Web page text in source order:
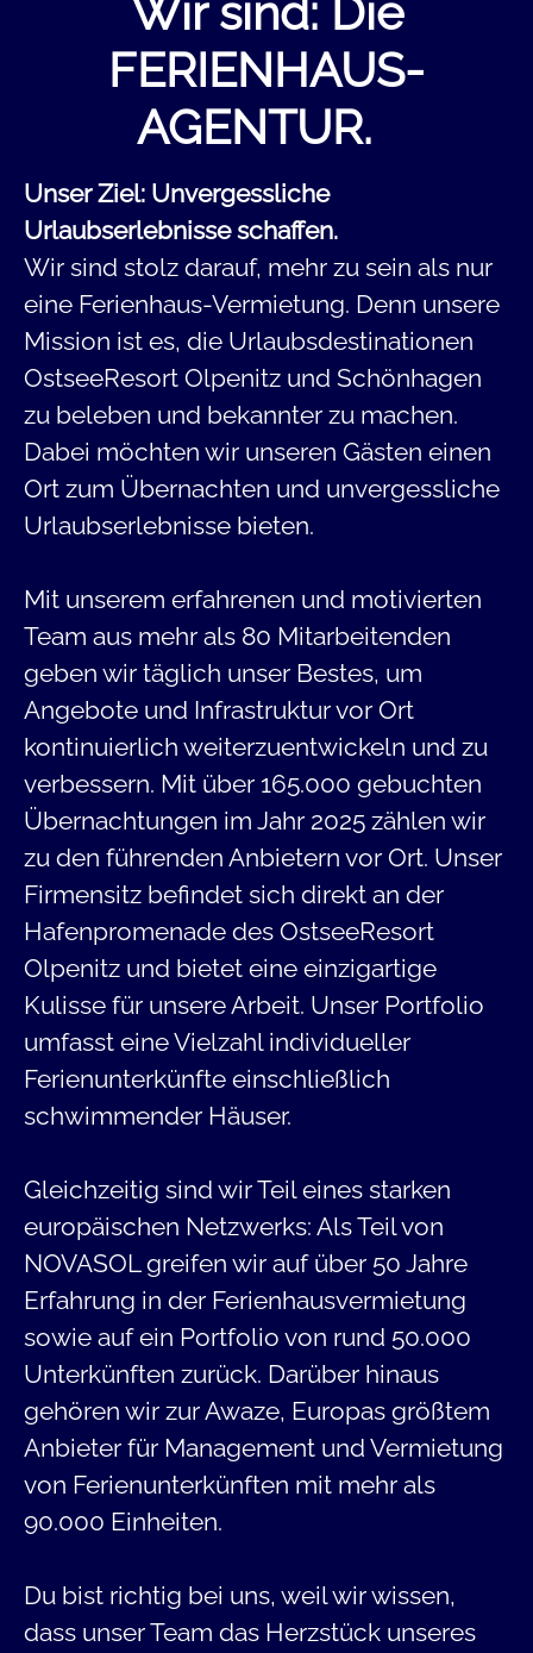
Wir sind: Die
FERIENHAUS-
AGENTUR.
Unser Ziel: Unvergessliche
Urlaubserlebnisse schaffen.
Wir sind stolz darauf, mehr zu sein als nur
eine Ferienhaus-Vermietung. Denn unsere
Mission ist es, die Urlaubsdestinationen
OstseeResort Olpenitz und Schönhagen
zu beleben und bekannter zu machen.
Dabei möchten wir unseren Gästen einen
Ort zum Übernachten und unvergessliche
Urlaubserlebnisse bieten.
Mit unserem erfahrenen und motivierten
Team aus mehr als 80 Mitarbeitenden
geben wir täglich unser Bestes, um
Angebote und Infrastruktur vor Ort
kontinuierlich weiterzuentwickeln und zu
verbessern. Mit über 165.000 gebuchten
Übernachtungen im Jahr 2025 zählen wir
zu den führenden Anbietern vor Ort. Unser
Firmensitz befindet sich direkt an der
Hafenpromenade des OstseeResort
Olpenitz und bietet eine einzigartige
Kulisse für unsere Arbeit. Unser Portfolio
umfasst eine Vielzahl individueller
Ferienunterkünfte einschließlich
schwimmender Häuser.
Gleichzeitig sind wir Teil eines starken
europäischen Netzwerks: Als Teil von
NOVASOL greifen wir auf über 50 Jahre
Erfahrung in der Ferienhausvermietung
sowie auf ein Portfolio von rund 50.000
Unterkünften zurück. Darüber hinaus
gehören wir zur Awaze, Europas größtem
Anbieter für Management und Vermietung
von Ferienunterkünften mit mehr als
90.000 Einheiten.
Du bist richtig bei uns, weil wir wissen,
dass unser Team das Herzstück unseres